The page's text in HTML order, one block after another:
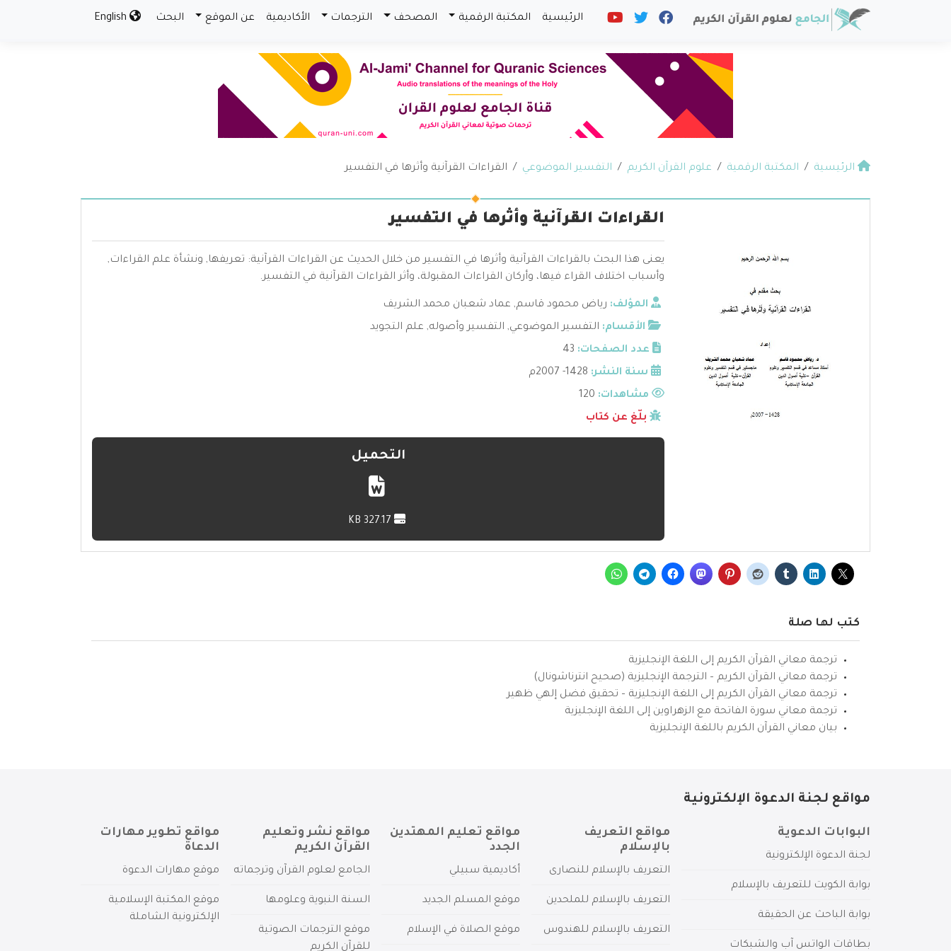
الرئيسية المكتبة الرقمية المصحف الترجمات الأكاديمية عن الموقع البحث
الرئيسية المكتبة الرقمية علوم القرآن الكريم التفسير الموضوعي القراءات القرآنية وأثرها في التفسير
القراءات القرآنية وأثرها في التفسير
يعنى هذا البحث بالقراءات القرآنية وأثرها في التفسير من خلال الحديث عن القراءات القرآنية: تعريفها, ونشأة علم القراءات,
وأسباب اختلاف القراء فيها، وأركان القراءات المقبولة، وأثر القراءات القرآنية في التفسير.
المؤلف: رياض محمود قاسم, عماد شعبان محمد الشريف
الأقسام: التفسير الموضوعي, التفسير وأصوله, علم التجويد
عدد الصفحات: 43
سنة النشر: 1428- 2007م
مشاهدات:
بلّغ عن كتاب
التحميل
كتب لها صلة
ترجمة معاني القرآن الكريم إلى اللغة الإنجليزية
ترجمة معاني القرآن الكريم – الترجمة الإنجليزية (صحيح انترناشونال)
ترجمة معاني القرآن الكريم إلى اللغة الإنجليزية – تحقيق فضل إلهي ظهير
ترجمة معاني سورة الفاتحة مع الزهراوين إلى اللغة الإنجليزية
بيان معاني القرآن الكريم باللغة الإنجليزية
مواقع لجنة الدعوة الإلكترونية
البوابات الدعوية
لجنة الدعوة الإلكترونية
بوابة الكويت للتعريف بالإسلام
بوابة الباحث عن الحقيقة
بطاقات الواتس آب والشبكات
مواقع التعريف
بالإسلام
التعريف بالإسلام للنصارى
التعريف بالإسلام للملحدين
التعريف بالإسلام للهندوس
مواقع تعليم المهتدين
الجدد
أكاديمية سبيلي
موقع المسلم الجديد
موقع الصلاة في الإسلام
مواقع نشر وتعليم
القرآن الكريم
الجامع لعلوم القرآن وترجماته
السنة النبوية وعلومها
موقع الترجمات الصوتية
للقرآن الكريم
مواقع تطوير مهارات
الدعاة
موقع مهارات الدعوة
موقع المكتبة الإسلامية
الإلكترونية الشاملة